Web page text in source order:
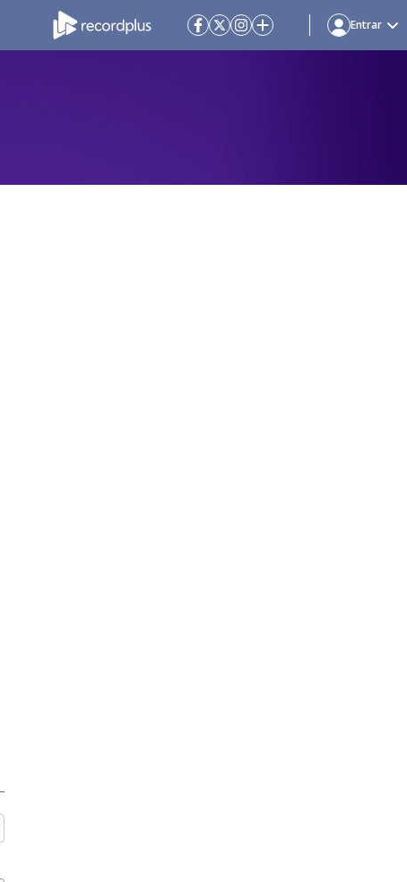
Entrar